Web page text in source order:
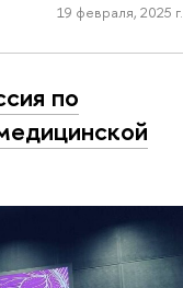
19 февраля, 2025 г.
по